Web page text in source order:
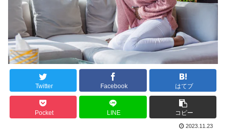
Twitter Facebook はてブ
Pocket LINE コピー
2023.11.23